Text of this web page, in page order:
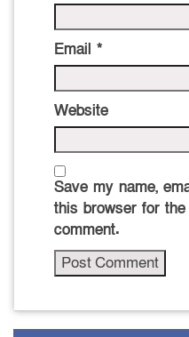
Email *
Website
Save my name,
this browser for
comment.